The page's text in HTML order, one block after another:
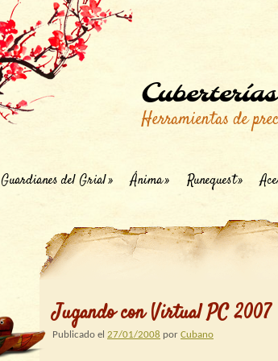
Herramientas de
Guardianes del Grial Ánima Runequest
Jugando con Virtual PC 2007
Publicado el 27/01/2008 por Cubano